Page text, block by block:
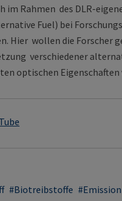
im Rahmen des DLR-
Fuel) bei
Hier wollen die Forscher
verschiedener
optischen
Biotreibstoffe Emission